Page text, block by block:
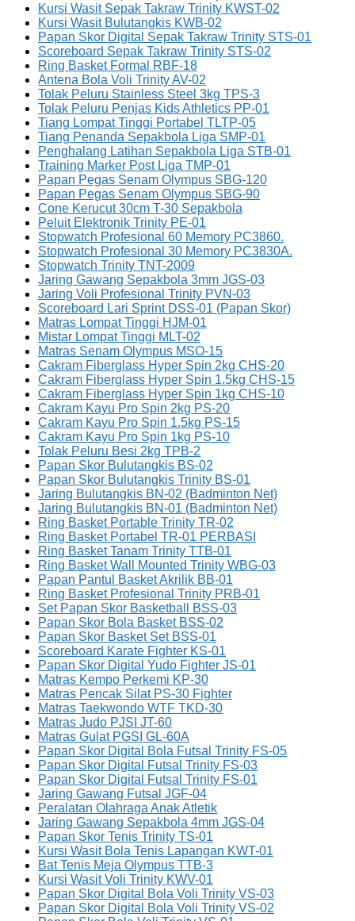
Kursi Wasit Sepak Takraw Trinity KWST-02
Kursi Wasit Bulutangkis KWB-02
Papan Skor Digital Sepak Takraw Trinity STS-01
Scoreboard Sepak Takraw Trinity STS-02
Ring Basket Formal RBF-18
Antena Bola Voli Trinity AV-02
Tolak Peluru Stainless Steel 3kg TPS-3
Tolak Peluru Penjas Kids Athletics PP-01
Tiang Lompat Tinggi Portabel TLTP-05
Tiang Penanda Sepakbola Liga SMP-01
Penghalang Latihan Sepakbola Liga STB-01
Training Marker Post Liga TMP-01
Papan Pegas Senam Olympus SBG-120
Papan Pegas Senam Olympus SBG-90
Cone Kerucut 30cm T-30 Sepakbola
Peluit Elektronik Trinity PE-01
Stopwatch Profesional 60 Memory PC3860.
Stopwatch Profesional 30 Memory PC3830A.
Stopwatch Trinity TNT-2009
Jaring Gawang Sepakbola 3mm JGS-03
Jaring Voli Profesional Trinity PVN-03
Scoreboard Lari Sprint DSS-01 (Papan Skor)
Matras Lompat Tinggi HJM-01
Mistar Lompat Tinggi MLT-02
Matras Senam Olympus MSO-15
Cakram Fiberglass Hyper Spin 2kg CHS-20
Cakram Fiberglass Hyper Spin 1.5kg CHS-15
Cakram Fiberglass Hyper Spin 1kg CHS-10
Cakram Kayu Pro Spin 2kg PS-20
Cakram Kayu Pro Spin 1.5kg PS-15
Cakram Kayu Pro Spin 1kg PS-10
Tolak Peluru Besi 2kg TPB-2
Papan Skor Bulutangkis BS-02
Papan Skor Bulutangkis Trinity BS-01
Jaring Bulutangkis BN-02 (Badminton Net)
Jaring Bulutangkis BN-01 (Badminton Net)
Ring Basket Portable Trinity TR-02
Ring Basket Portabel TR-01 PERBASI
Ring Basket Tanam Trinity TTB-01
Ring Basket Wall Mounted Trinity WBG-03
Papan Pantul Basket Akrilik BB-01
Ring Basket Profesional Trinity PRB-01
Set Papan Skor Basketball BSS-03
Papan Skor Bola Basket BSS-02
Papan Skor Basket Set BSS-01
Scoreboard Karate Fighter KS-01
Papan Skor Digital Yudo Fighter JS-01
Matras Kempo Perkemi KP-30
Matras Pencak Silat PS-30 Fighter
Matras Taekwondo WTF TKD-30
Matras Judo PJSI JT-60
Matras Gulat PGSI GL-60A
Papan Skor Digital Bola Futsal Trinity FS-05
Papan Skor Digital Futsal Trinity FS-03
Papan Skor Digital Futsal Trinity FS-01
Jaring Gawang Futsal JGF-04
Peralatan Olahraga Anak Atletik
Jaring Gawang Sepakbola 4mm JGS-04
Papan Skor Tenis Trinity TS-01
Kursi Wasit Bola Tenis Lapangan KWT-01
Bat Tenis Meja Olympus TTB-3
Kursi Wasit Voli Trinity KWV-01
Papan Skor Digital Bola Voli Trinity VS-03
Papan Skor Digital Bola Voli Trinity VS-02